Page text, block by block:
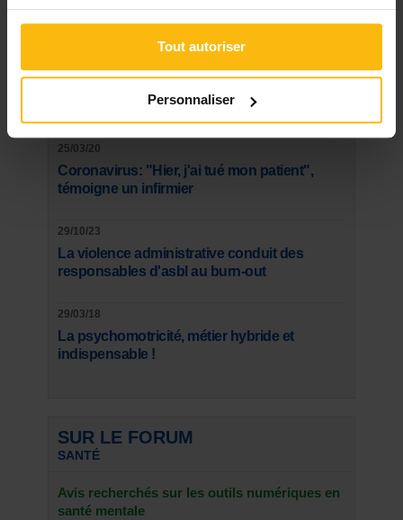
Tout autoriser
Personnaliser
"Je suis infirmière. Depuis 4 ans. Et
aujourd'hui, j'ai plus envie"
Il va falloir se battre: journal d'une leucémie
25/03/20
Coronavirus: "Hier, j'ai tué mon patient",
témoigne un infirmier
29/10/23
La violence administrative conduit des
responsables d'asbl au burn-out
29/03/18
La psychomotricité, métier hybride et
indispensable !
SUR LE FORUM
SANTÉ
Avis recherchés sur les outils numériques en
santé mentale